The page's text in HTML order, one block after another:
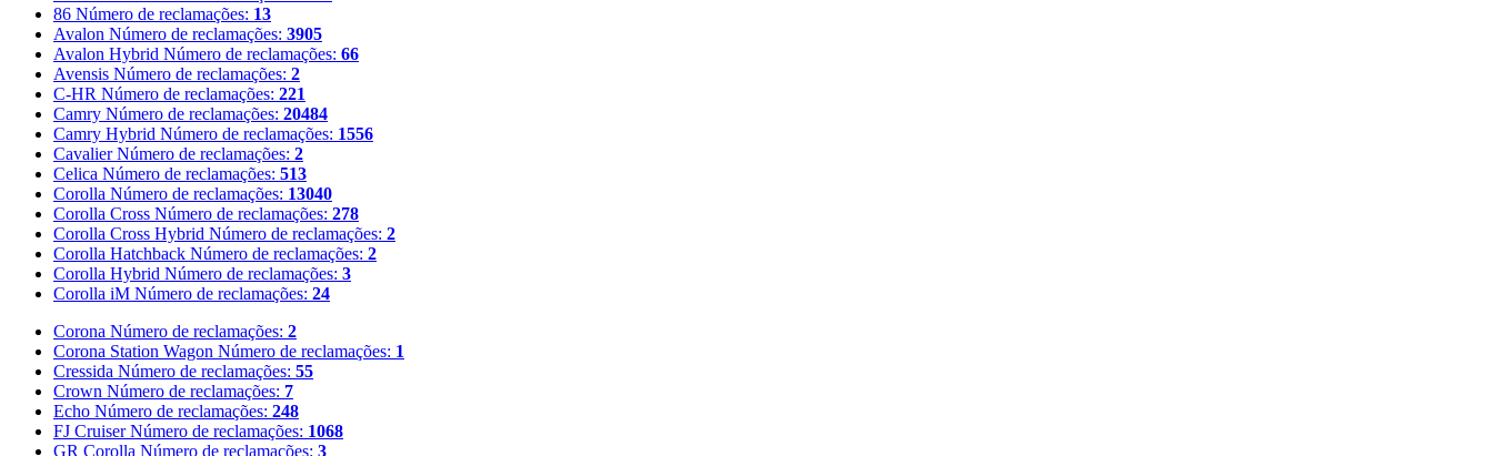
86 Número de reclamações: 13
Avalon Número de reclamações: 3905
Avalon Hybrid Número de reclamações: 66
Avensis Número de reclamações: 2
C-HR Número de reclamações: 221
Camry Número de reclamações: 20484
Camry Hybrid Número de reclamações: 1556
Cavalier Número de reclamações: 2
Celica Número de reclamações: 513
Corolla Número de reclamações: 13040
Corolla Cross Número de reclamações: 278
Corolla Cross Hybrid Número de reclamações: 2
Corolla Hatchback Número de reclamações: 2
Corolla Hybrid Número de reclamações: 3
Corolla iM Número de reclamações: 24
Corona Número de reclamações: 2
Corona Station Wagon Número de reclamações: 1
Cressida Número de reclamações: 55
Crown Número de reclamações: 7
Echo Número de reclamações: 248
FJ Cruiser Número de reclamações: 1068
GR Corolla Número de reclamações: 3